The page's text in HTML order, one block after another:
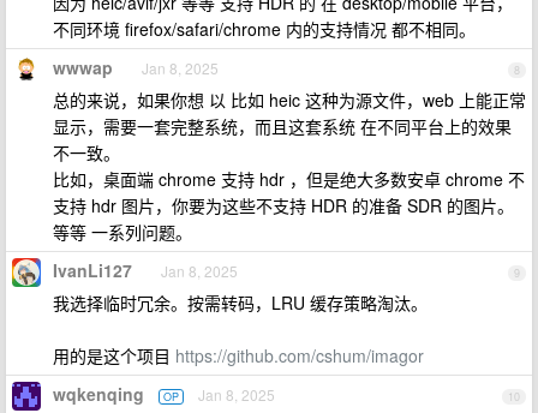
不同环境 firefox/safari/chrome 内的支持情况 都不相同。
8
wwwap Jan 8, 2025
总的来说，如果你想 以 比如 heic 这种为源文件，web 上能正常
显示，需要一套完整系统，而且这套系统 在不同平台上的效果
不一致。
比如，桌面端 chrome 支持 hdr ，但是绝大多数安卓 chrome 不
支持 hdr 图片，你要为这些不支持 HDR 的准备 SDR 的图片。
等等 一系列问题。
9
IvanLi127 Jan 8, 2025
我选择临时冗余。按需转码，LRU 缓存策略淘汰。
用的是这个项目 https://github.com/cshum/imagor
10
wqkenqing OP Jan 8, 2025